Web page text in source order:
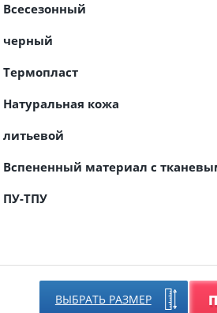
Всесезонный
черный
Термопласт
Натуральная кожа
литьевой
Вспененный материал с
ПУ-ТПУ
ВЫБРАТЬ РАЗМЕР